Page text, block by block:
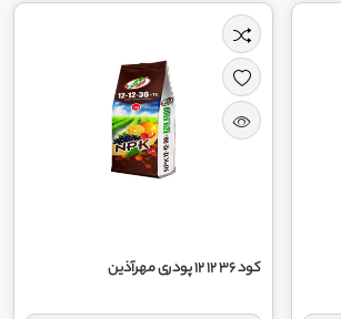
کود 36 12 12 پودری مهرآذین